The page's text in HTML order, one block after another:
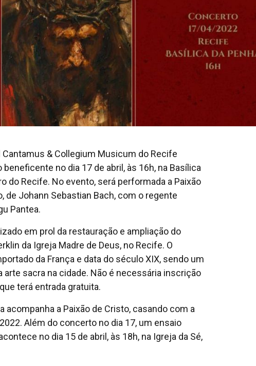
Cantamus & Collegium Musicum do Recife
no dia 17 de abril, às 16h, na Basílica
do Recife. No evento, será performada a Paixão
de Johann Sebastian Bach, com o regente
Pantea.
em prol da restauração e ampliação do
da Igreja Madre de Deus, no Recife. O
da França e data do século XIX, sendo um
arte sacra na cidade. Não é necessária inscrição
terá entrada gratuita.
acompanha a Paixão de Cristo, casando com a
Além do concerto no dia 17, um ensaio
no dia 15 de abril, às 18h, na Igreja da Sé,